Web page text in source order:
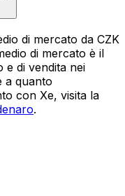
di mercato da CZK
di mercato è il
e di vendita nei
a quanto
con Xe, visita la
.